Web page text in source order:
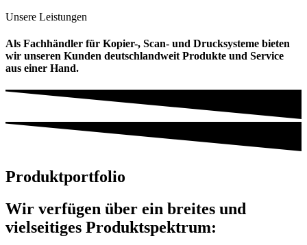
Unsere Leistungen
Als Fachhändler für Kopier-, Scan- und Drucksysteme bieten
wir unseren Kunden deutschlandweit Produkte und Service
aus einer Hand.
Produktportfolio
Wir verfügen über ein breites und
vielseitiges Produktspektrum: